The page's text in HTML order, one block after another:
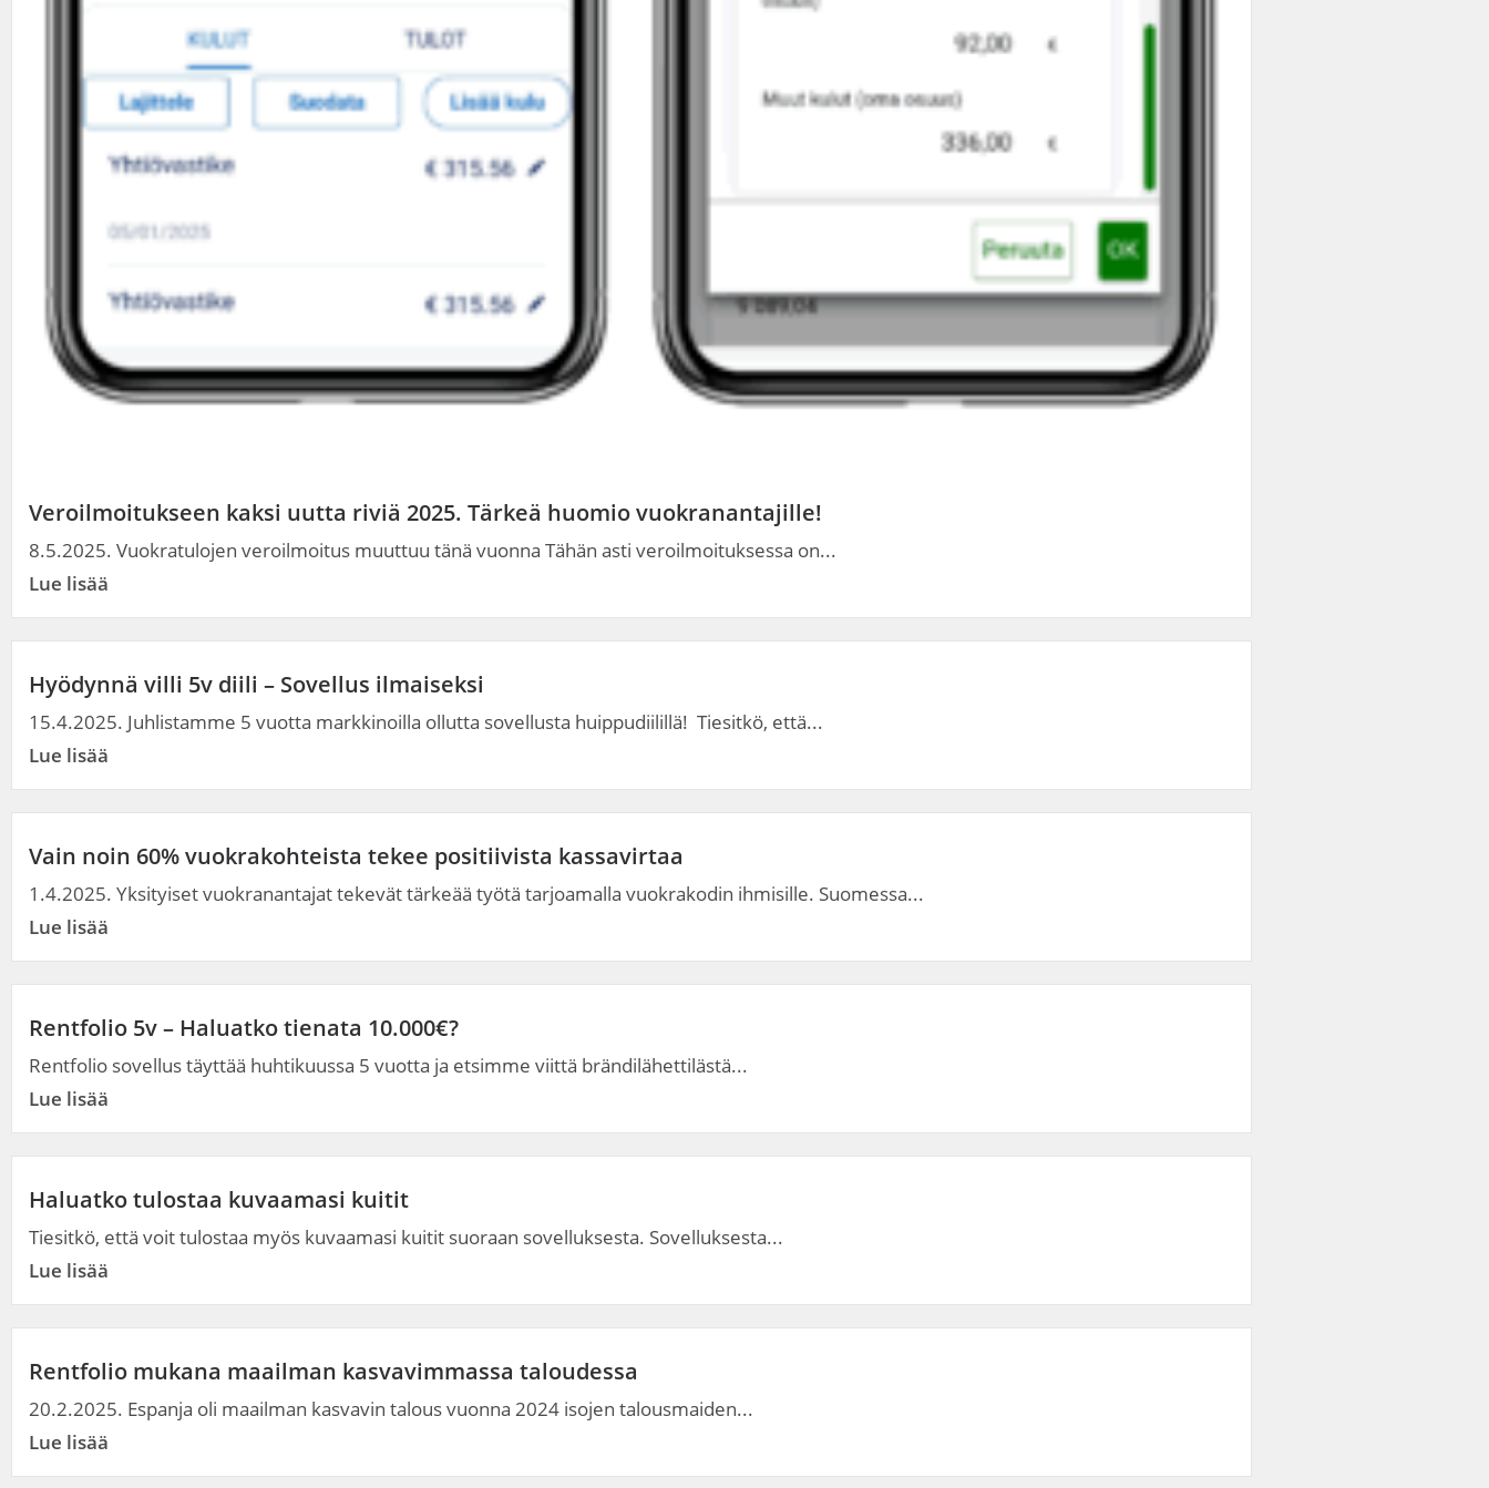
Veroilmoitukseen kaksi uutta riviä 2025. Tärkeä huomio vuokranantajille!
8.5.2025. Vuokratulojen veroilmoitus muuttuu tänä vuonna Tähän asti veroilmoituksessa on...
Lue lisää
Hyödynnä villi 5v diili – Sovellus ilmaiseksi
15.4.2025. Juhlistamme 5 vuotta markkinoilla ollutta sovellusta huippudiilillä! Tiesitkö, että...
Lue lisää
Vain noin 60% vuokrakohteista tekee positiivista kassavirtaa
1.4.2025. Yksityiset vuokranantajat tekevät tärkeää työtä tarjoamalla vuokrakodin ihmisille. Suomessa...
Lue lisää
Rentfolio 5v – Haluatko tienata 10.000€?
Rentfolio sovellus täyttää huhtikuussa 5 vuotta ja etsimme viittä brändilähettilästä...
Lue lisää
Haluatko tulostaa kuvaamasi kuitit
Tiesitkö, että voit tulostaa myös kuvaamasi kuitit suoraan sovelluksesta. Sovelluksesta...
Lue lisää
Rentfolio mukana maailman kasvavimmassa taloudessa
20.2.2025. Espanja oli maailman kasvavin talous vuonna 2024 isojen talousmaiden...
Lue lisää